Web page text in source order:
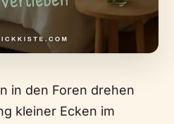
in den Foren drehen
kleiner Ecken im